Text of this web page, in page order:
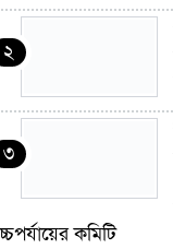
২
৩
কমিটি